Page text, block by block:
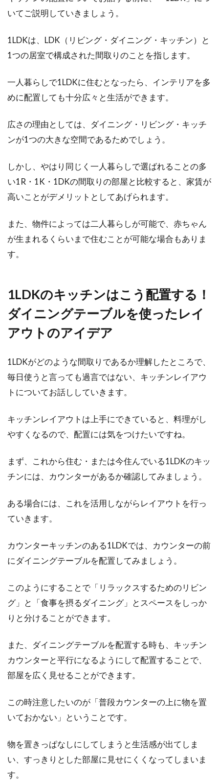
トをはがす！その手順とは
アパートの退去が決まれば、お部屋の原状回復
をしなければなりませんね。その際、窓に結露
結露防止に寒さ対策まで
を梱包するために使われている「プチプチ」と
2DKを広々快適に！家具配置の工夫
で2人暮らしを満喫できる！
窓にアルミシートを貼って熱を遮
ら窓に注ぐ日差しが強く、エアコンを使う頻度
も高くな...
2DKの部屋別家具配置ポイント！家
2DKで暮らすことを考えている方の中には、夫
ものです...
防音したい方必見！賃貸アパートで
気になる騒音をdiyで対策
賃貸アパートに住んでいると、周りのお宅の生
活音が気になるものです。また、周りから音が
暑さ対策には窓にすだれを設置！室
内にもたらす効果とは？
夏の暑さをどう乗り越えるか、対策を考える方
も多いのではないでしょうか。そんな暑さ対策
の一つに...
窓のビートとはどのパーツ！？カビ
いてご説明していきましょう。
1LDKは、LDK（リビング・ダイニング・キッチン）と
1つの居室で構成された間取りのことを指します。
一人暮らしで1LDKに住むとなったら、インテリアを多
めに配置しても十分広々と生活ができます。
広さの理由としては、ダイニング・リビング・キッチ
ンが1つの大きな空間であるためでしょう。
しかし、やはり同じく一人暮らしで選ばれることの多
い1R・1K・1DKの間取りの部屋と比較すると、家賃が
高いことがデメリットとしてあげられます。
また、物件によっては二人暮らしが可能で、赤ちゃん
が生まれるくらいまで住むことが可能な場合もありま
す。
1LDKのキッチンはこう配置する！
ダイニングテーブルを使ったレイ
アウトのアイデア
1LDKがどのような間取りであるか理解したところで、
毎日使うと言っても過言ではない、キッチンレイアウ
トについてお話ししていきます。
キッチンレイアウトは上手にできていると、料理がし
やすくなるので、配置には気をつけたいですね。
まず、これから住む・または今住んでいる1LDKのキッ
チンには、カウンターがあるか確認してみましょう。
ある場合には、これを活用しながらレイアウトを行っ
ていきます。
カウンターキッチンのある1LDKでは、カウンターの前
にダイニングテーブルを配置してみましょう。
このようにすることで「リラックスするためのリビン
グ」と「食事を摂るダイニング」とスペースをしっか
りと分けることができます。
また、ダイニングテーブルを配置する時も、キッチン
カウンターと平行になるようにして配置することで、
部屋を広く見せることができます。
この時注意したいのが「普段カウンターの上に物を置
いておかない」ということです。
物を置きっぱなしにしてしまうと生活感が出てしま
い、すっきりとした部屋に見せにくくなってしまいま
す。